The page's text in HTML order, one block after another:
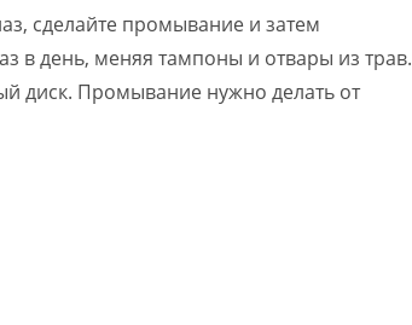
сделайте промывание и затем
в день, меняя тампоны и отвары из трав.
диск. Промывание нужно делать от